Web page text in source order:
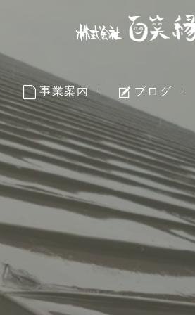
事業案内
business ブログ
blog